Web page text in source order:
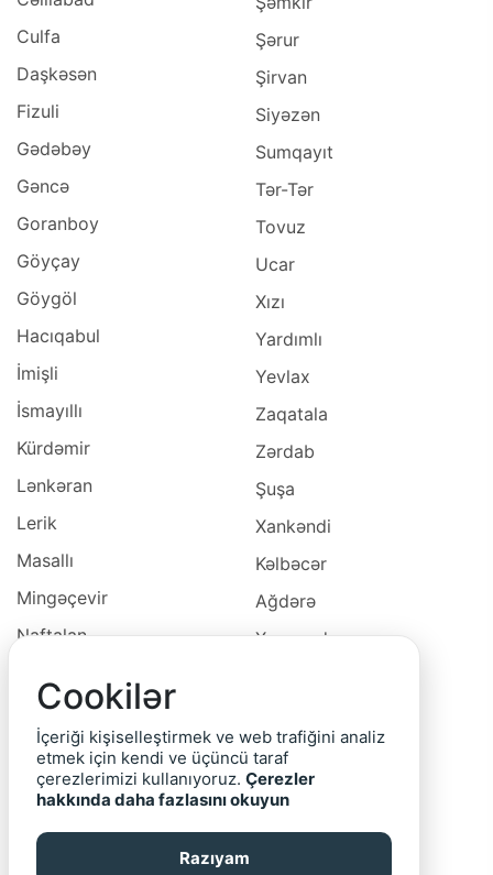
Culfa
Daşkəsən
Fizuli
Gədəbəy
Gəncə
Goranboy
Göyçay
Göygöl
Hacıqabul
İmişli
İsmayıllı
Kürdəmir
Lənkəran
Lerik
Masallı
Mingəçevir
Naftalan
Neftçala
Oğuz
Ordubad
Şərur
Şirvan
Siyəzən
Sumqayıt
Tər-Tər
Tovuz
Ucar
Xızı
Yardımlı
Yevlax
Zaqatala
Zərdab
Şuşa
Xankəndi
Kəlbəcər
Ağdərə
Xocavəd
Cəbrayıl
Qubadlı
Cookilər
İçeriği kişiselleştirmek ve web trafiğini analiz
etmek için kendi ve üçüncü taraf
çerezlerimizi kullanıyoruz. Çerezler
hakkında daha fazlasını okuyun
Razıyam